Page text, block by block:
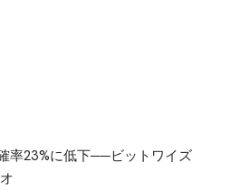
率23%に低下──ビットワイズ